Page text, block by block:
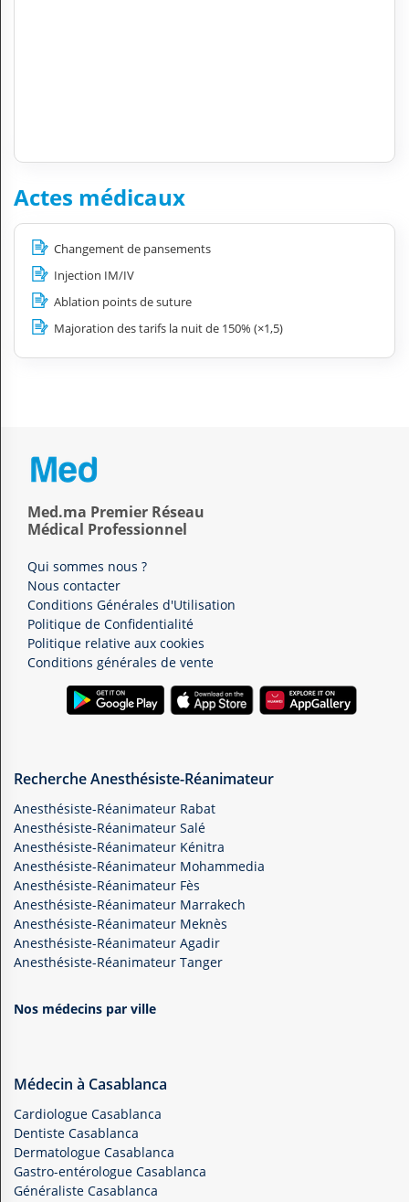
Actes médicaux
Changement de pansements
Injection IM/IV
Ablation points de suture
Majoration des tarifs la nuit de 150% (×1,5)
Med.ma Premier Réseau
Médical Professionnel
Qui sommes nous ?
Nous contacter
Conditions Générales d'Utilisation
Politique de Confidentialité
Politique relative aux cookies
Conditions générales de vente
Recherche Anesthésiste-Réanimateur
Anesthésiste-Réanimateur Rabat
Anesthésiste-Réanimateur Salé
Anesthésiste-Réanimateur Kénitra
Anesthésiste-Réanimateur Mohammedia
Anesthésiste-Réanimateur Fès
Anesthésiste-Réanimateur Marrakech
Anesthésiste-Réanimateur Meknès
Anesthésiste-Réanimateur Agadir
Anesthésiste-Réanimateur Tanger
Nos médecins par ville
Médecin à Casablanca
Cardiologue Casablanca
Dentiste Casablanca
Dermatologue Casablanca
Gastro-entérologue Casablanca
Généraliste Casablanca